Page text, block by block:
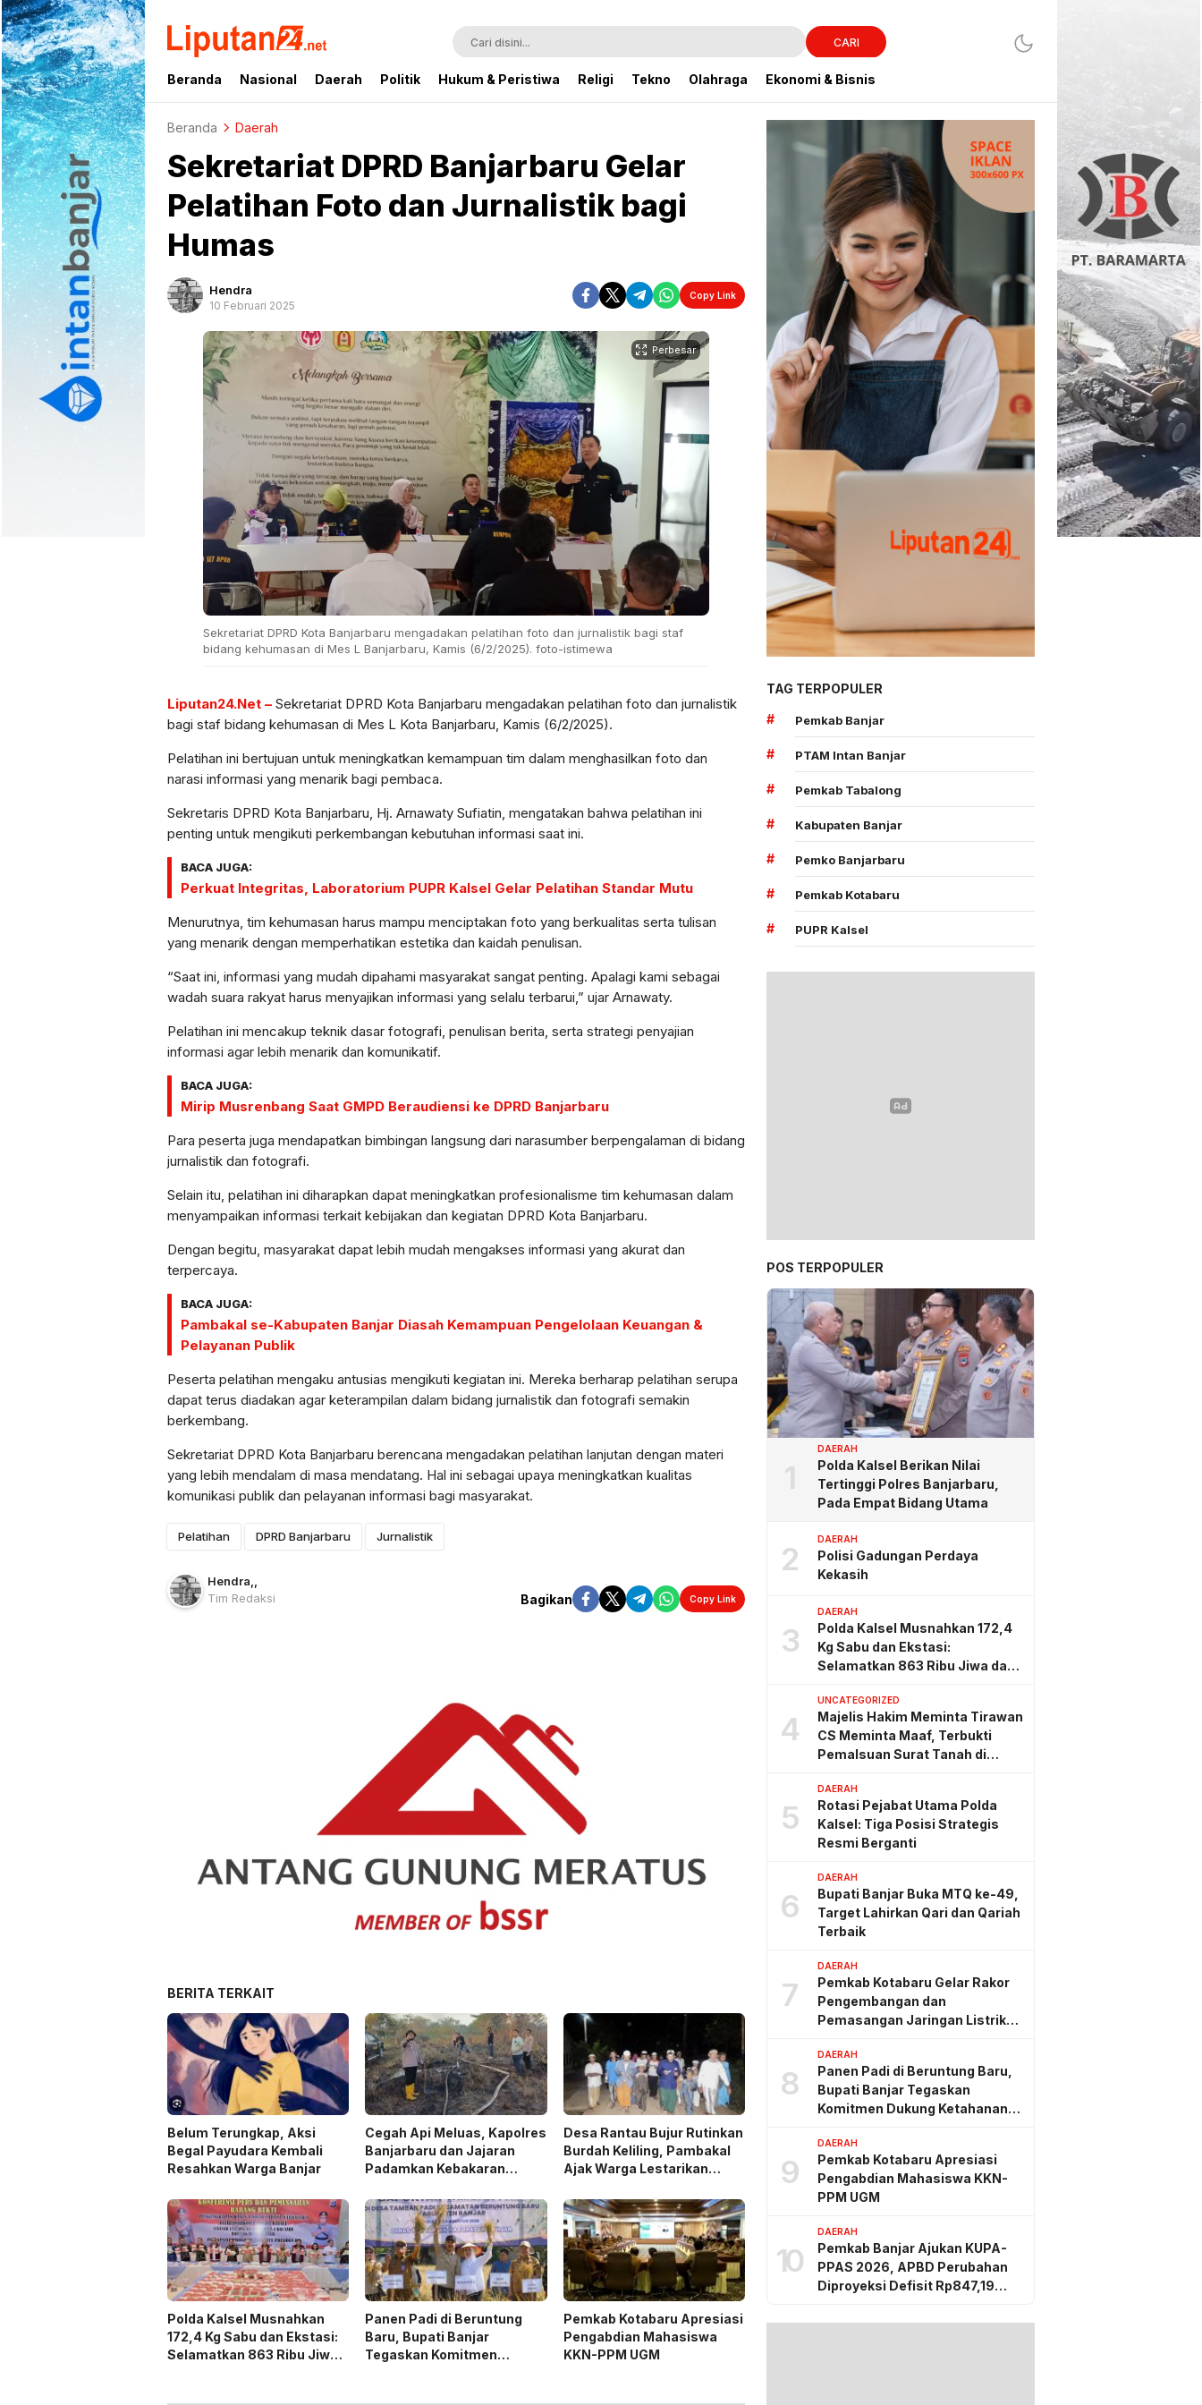
liputan24.net
CARI
Beranda Nasional Daerah Politik Hukum & Peristiwa Religi Tekno Olahraga Ekonomi & Bisnis
Beranda Daerah
Sekretariat DPRD Banjarbaru Gelar
Pelatihan Foto dan Jurnalistik bagi
Humas
Hendra
10 Februari 2025
Copy Link
Perbesar
Sekretariat DPRD Kota Banjarbaru mengadakan pelatihan foto dan jurnalistik bagi staf
bidang kehumasan di Mes L Banjarbaru, Kamis (6/2/2025). foto-istimewa
Liputan24.Net – Sekretariat DPRD Kota Banjarbaru mengadakan pelatihan foto dan jurnalistik
bagi staf bidang kehumasan di Mes L Kota Banjarbaru, Kamis (6/2/2025).
Pelatihan ini bertujuan untuk meningkatkan kemampuan tim dalam menghasilkan foto dan
narasi informasi yang menarik bagi pembaca.
Sekretaris DPRD Kota Banjarbaru, Hj. Arnawaty Sufiatin, mengatakan bahwa pelatihan ini
penting untuk mengikuti perkembangan kebutuhan informasi saat ini.
BACA JUGA:
Perkuat Integritas, Laboratorium PUPR Kalsel Gelar Pelatihan Standar Mutu
Menurutnya, tim kehumasan harus mampu menciptakan foto yang berkualitas serta tulisan
yang menarik dengan memperhatikan estetika dan kaidah penulisan.
“Saat ini, informasi yang mudah dipahami masyarakat sangat penting. Apalagi kami sebagai
wadah suara rakyat harus menyajikan informasi yang selalu terbarui,” ujar Arnawaty.
Pelatihan ini mencakup teknik dasar fotografi, penulisan berita, serta strategi penyajian
informasi agar lebih menarik dan komunikatif.
BACA JUGA:
Mirip Musrenbang Saat GMPD Beraudiensi ke DPRD Banjarbaru
Para peserta juga mendapatkan bimbingan langsung dari narasumber berpengalaman di bidang
jurnalistik dan fotografi.
Selain itu, pelatihan ini diharapkan dapat meningkatkan profesionalisme tim kehumasan dalam
menyampaikan informasi terkait kebijakan dan kegiatan DPRD Kota Banjarbaru.
Dengan begitu, masyarakat dapat lebih mudah mengakses informasi yang akurat dan
terpercaya.
BACA JUGA:
Pambakal se-Kabupaten Banjar Diasah Kemampuan Pengelolaan Keuangan &
Pelayanan Publik
Peserta pelatihan mengaku antusias mengikuti kegiatan ini. Mereka berharap pelatihan serupa
dapat terus diadakan agar keterampilan dalam bidang jurnalistik dan fotografi semakin
berkembang.
Sekretariat DPRD Kota Banjarbaru berencana mengadakan pelatihan lanjutan dengan materi
yang lebih mendalam di masa mendatang. Hal ini sebagai upaya meningkatkan kualitas
komunikasi publik dan pelayanan informasi bagi masyarakat.
Pelatihan DPRD Banjarbaru Jurnalistik
Hendra,,
Tim Redaksi
Bagikan Copy Link
BERITA TERKAIT
Belum Terungkap, Aksi
Begal Payudara Kembali
Resahkan Warga Banjar
Cegah Api Meluas, Kapolres
Banjarbaru dan Jajaran
Padamkan Kebakaran
Desa Rantau Bujur Rutinkan
Burdah Keliling, Pambakal
Ajak Warga Lestarikan
Polda Kalsel Musnahkan
172,4 Kg Sabu dan Ekstasi:
Selamatkan 863 Ribu Jiwa
Panen Padi di Beruntung
Baru, Bupati Banjar
Tegaskan Komitmen
Pemkab Kotabaru Apresiasi
Pengabdian Mahasiswa
KKN-PPM UGM
TAG TERPOPULER
#
Pemkab Banjar
# PTAM Intan Banjar
# Pemkab Tabalong
# Kabupaten Banjar
# Pemko Banjarbaru
# Pemkab Kotabaru
# PUPR Kalsel
POS TERPOPULER
1
DAERAH
Polda Kalsel Berikan Nilai
Tertinggi Polres Banjarbaru,
Pada Empat Bidang Utama
2
DAERAH
Polisi Gadungan Perdaya
Kekasih
3
DAERAH
Polda Kalsel Musnahkan 172,4
Kg Sabu dan Ekstasi:
Selamatkan 863 Ribu Jiwa dan
Triliun
4
UNCATEGORIZED
Majelis Hakim Meminta Tirawan
CS Meminta Maaf, Terbukti
Pemalsuan Surat Tanah di
5
DAERAH
Rotasi Pejabat Utama Polda
Kalsel: Tiga Posisi Strategis
Resmi Berganti
6
DAERAH
Bupati Banjar Buka MTQ ke-49,
Target Lahirkan Qari dan Qariah
Terbaik
7
DAERAH
Pemkab Kotabaru Gelar Rakor
Pengembangan dan
Pemasangan Jaringan Listrik
8
DAERAH
Panen Padi di Beruntung Baru,
Bupati Banjar Tegaskan
Komitmen Dukung Ketahanan
9
DAERAH
Pemkab Kotabaru Apresiasi
Pengabdian Mahasiswa KKN-
PPM UGM
10
DAERAH
Pemkab Banjar Ajukan KUPA-
PPAS 2026, APBD Perubahan
Diproyeksi Defisit Rp847,19